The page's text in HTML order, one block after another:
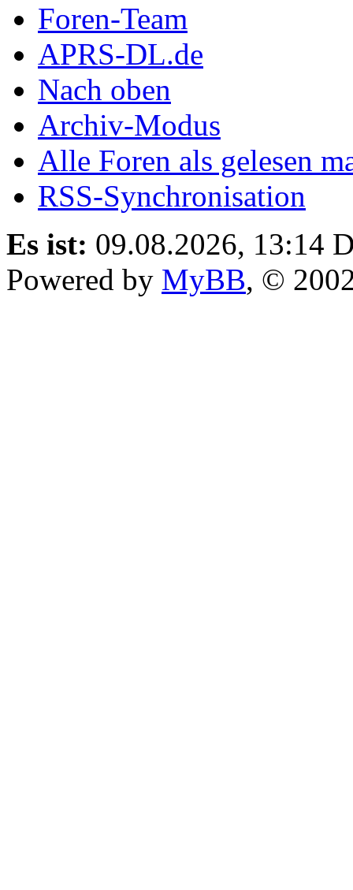
Foren-Team
APRS-DL.de
Nach oben
Archiv-Modus
Alle Foren als gelesen
RSS-Synchronisation
Es ist: 09.08.2026, 13:14
Powered by MyBB, ©